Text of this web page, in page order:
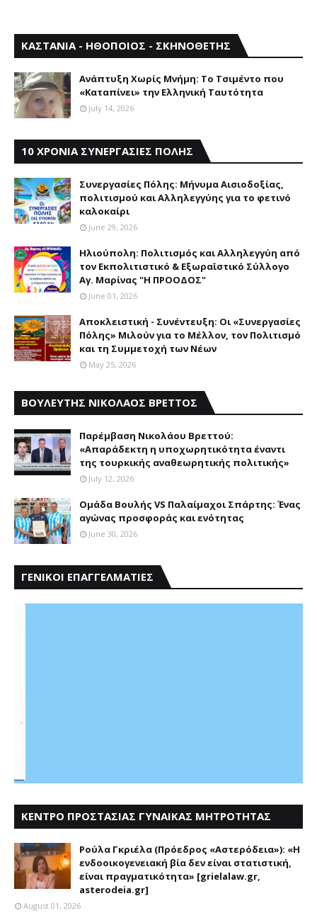
ΚΑΣΤΑΝΙΑ - ΗΘΟΠΟΙΟΣ - ΣΚΗΝΟΘΕΤΗΣ
Aνάπτυξη Xωρίς Mνήμη: Το Τσιμέντο που
«Καταπίνει» την Ελληνική Ταυτότητα
July 14, 2026
10 ΧΡΟΝΙΑ ΣΥΝΕΡΓΑΣΙΕΣ ΠΟΛΗΣ
Συνεργασίες Πόλης: Mήνυμα Aισιοδοξίας,
πολιτισμού και Aλληλεγγύης για το φετινό
καλοκαίρι
June 29, 2026
Ηλιούπολη: Πολιτισμός και Aλληλεγγύη από
τον Εκπολιτιστικό & Εξωραϊστικό Σύλλογο
Αγ. Μαρίνας "Η ΠΡΟΟΔΟΣ"
June 01, 2026
Αποκλειστική - Συνέντευξη: Οι «Συνεργασίες
Πόλης» Μιλούν για το Μέλλον, τον Πολιτισμό
και τη Συμμετοχή των Νέων
May 25, 2026
ΒΟΥΛΕΥΤΗΣ ΝΙΚΟΛΑΟΣ ΒΡΕΤΤΟΣ
Παρέμβαση Nικολάου Bρεττού:
«Aπαράδεκτη η υποχωρητικότητα έναντι
της τουρκικής αναθεωρητικής πολιτικής»
July 12, 2026
Ομάδα Βουλής VS Παλαίμαχοι Σπάρτης: Ένας
αγώνας προσφοράς και ενότητας
June 30, 2026
ΓΕΝΙΚΟΙ ΕΠΑΓΓΕΛΜΑΤΙΕΣ
ΚΕΝΤΡΟ ΠΡΟΣΤΑΣΙΑΣ ΓΥΝΑΙΚΑΣ ΜΗΤΡΟΤΗΤΑΣ
Ρούλα Γκριέλα (Πρόεδρος «Αστερόδεια»): «Η
ενδοοικογενειακή βία δεν είναι στατιστική,
είναι πραγματικότητα» [grielalaw.gr,
asterodeia.gr]
August 01, 2026